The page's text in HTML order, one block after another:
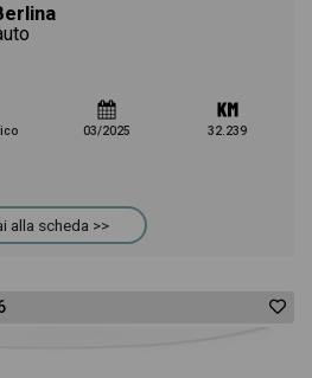
03/2025 32.239
alla scheda >>